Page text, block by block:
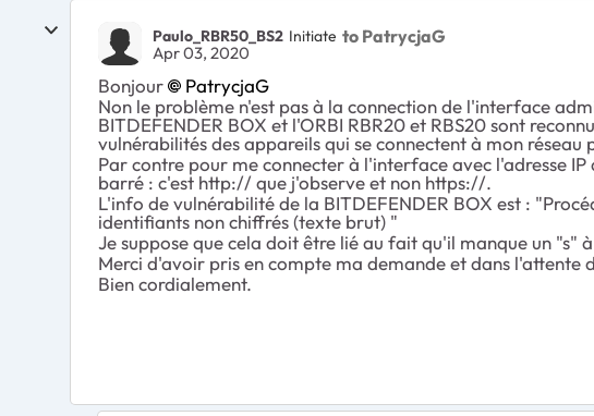
Paulo_RBR50_BS2 Initiate to PatrycjaG
Apr 03, 2020
Bonjour
PatrycjaG
Non le problème n'est pas à la connection de l'interface
BITDEFENDER BOX et l'ORBI RBR20 et RBS20 sont
vulnérabilités des appareils qui se connectent à mon
Par contre pour me connecter à l'interface avec l'adresse
barré : c'est http:// que j'observe et non https://.
L'info de vulnérabilité de la BITDEFENDER BOX est :
identifiants non chiffrés (texte brut) "
Je suppose que cela doit être lié au fait qu'il manque un
Merci d'avoir pris en compte ma demande et dans l'attente
Bien cordialement.